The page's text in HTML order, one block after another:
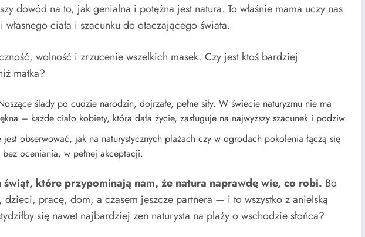
dowód na to, jak genialna i potężna jest natura. To właśnie mama uczy nas
ciała i szacunku do otaczającego świata.
wolność i zrzucenie wszelkich masek. Czy jest ktoś bardziej
matka?
ślady po cudzie narodzin, dojrzałe, pełne siły. W świecie naturyzmu nie ma
– każde ciało kobiety, która dała życie, zasługuje na najwyższy szacunek i podziw.
obserwować, jak na naturystycznych plażach czy w ogrodach pokolenia łączą się
oceniania, w pełnej akceptacji.
które przypominają nam, że natura naprawdę wie, co robi. Bo
pracę, dom, a czasem jeszcze partnera — i to wszystko z anielską
się nawet najbardziej zen naturysta na plaży o wschodzie słońca?